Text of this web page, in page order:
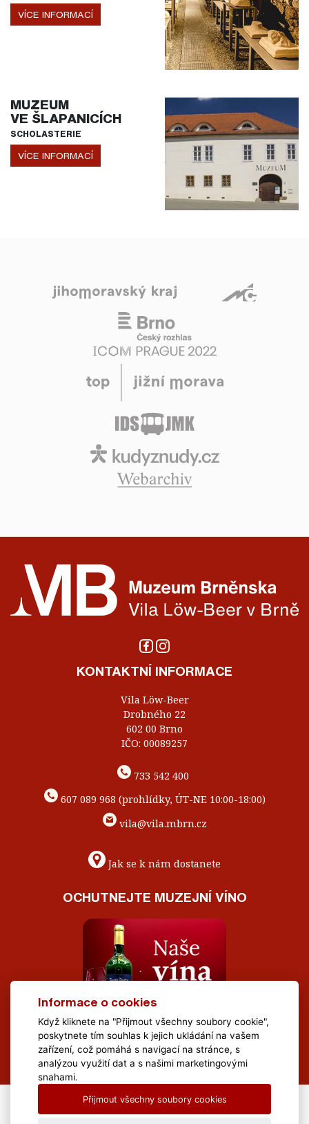
VÍCE INFORMACÍ
MUZEUM
VE ŠLAPANICÍCH
SCHOLASTERIE
VÍCE INFORMACÍ
KONTAKTNÍ INFORMACE
Vila Löw-Beer
Drobného 22
602 00 Brno
IČO: 00089257
733 542 400
607 089 968 (prohlídky, ÚT-NE 10:00-18:00)
vila@vila.mbrn.cz
Jak se k nám dostanete
OCHUTNEJTE MUZEJNÍ VÍNO
All Rights Reserved Muzeum Brněnska © 2020, Webdesign by
Informace o cookies
Když kliknete na "Přijmout všechny soubory cookie",
poskytnete tím souhlas k jejich ukládání na vašem
zařízení, což pomáhá s navigací na stránce, s
analýzou využití dat a s našimi marketingovými
snahami.
Přijmout všechny soubory cookies